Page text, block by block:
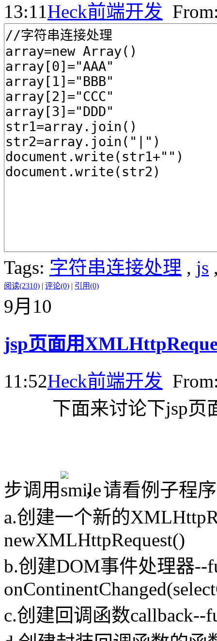
13:11Heck前端开发
Tags: 字符串连接处理 , js
阅读(2310) | 评论(0) | 引用(0)
9月 10
jsp页面用
11:52Heck前端开发
下面来讨论下jsp页
步调用
，请看例子程
a.创建一个新的
newXMLHttpRequest()
b.创建DOM事件处理器--
c.创建回调函数callback--